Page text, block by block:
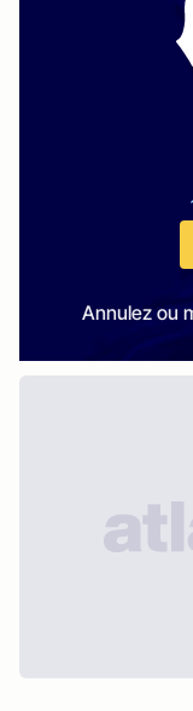
Annulez ou